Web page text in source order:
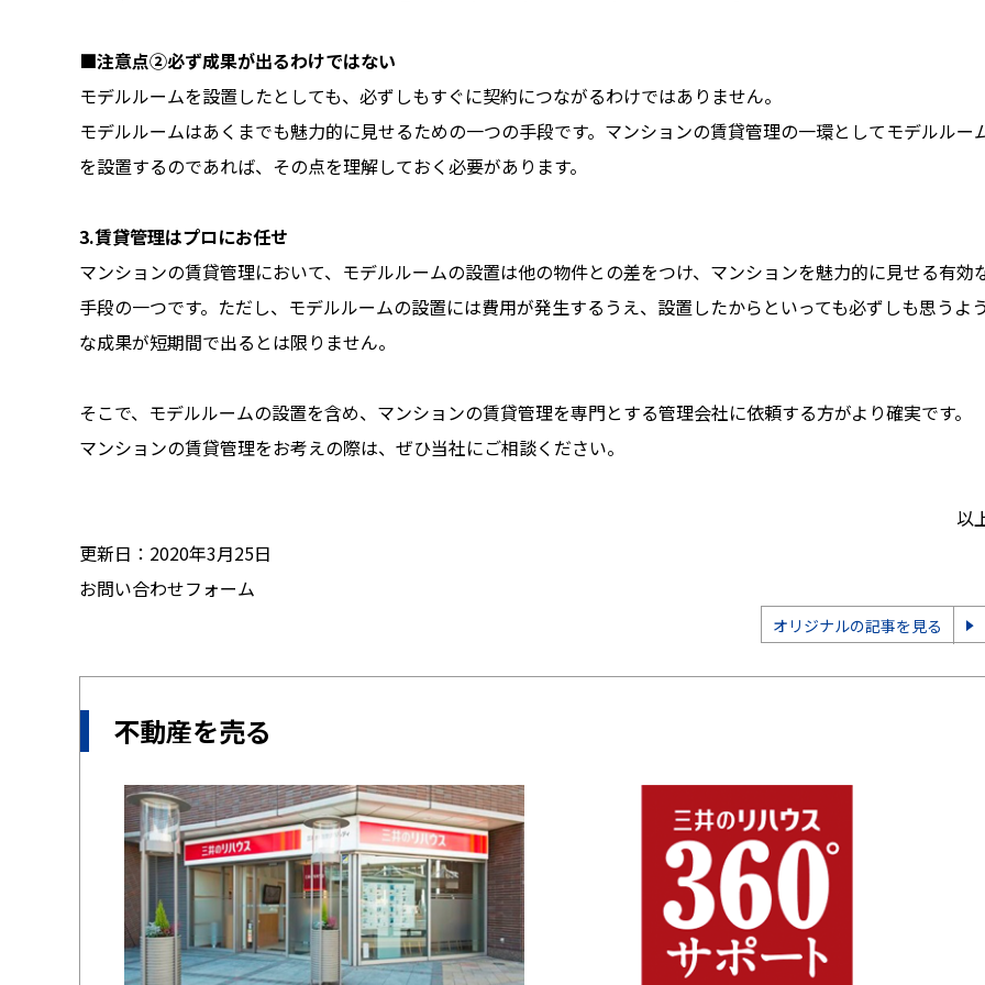
■注意点②必ず成果が出るわけではない
モデルルームを設置したとしても、必ずしもすぐに契約につながるわけではありません。
モデルルームはあくまでも魅力的に見せるための一つの手段です。マンションの賃貸管理の一環としてモデルルー
を設置するのであれば、その点を理解しておく必要があります。
3.賃貸管理はプロにお任せ
マンションの賃貸管理において、モデルルームの設置は他の物件との差をつけ、マンションを魅力的に見せる有効
手段の一つです。ただし、モデルルームの設置には費用が発生するうえ、設置したからといっても必ずしも思うよう
な成果が短期間で出るとは限りません。
そこで、モデルルームの設置を含め、マンションの賃貸管理を専門とする管理会社に依頼する方がより確実です。
マンションの賃貸管理をお考えの際は、ぜひ当社にご相談ください。
以
更新日：2020年3月25日
お問い合わせフォーム
オリジナルの記事を見る
不動産を売る